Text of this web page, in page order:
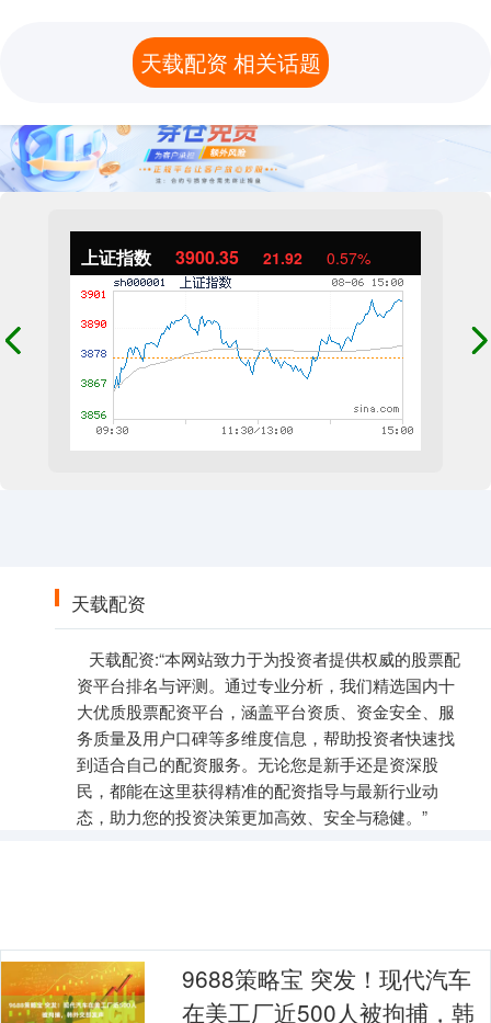
上证指数 3900.35 21.92 0.57%
天载配资
天载配资:“本网站致力于为投资者提供权威的股票配
资平台排名与评测。通过专业分析，我们精选国内十
大优质股票配资平台，涵盖平台资质、资金安全、服
务质量及用户口碑等多维度信息，帮助投资者快速找
到适合自己的配资服务。无论您是新手还是资深股
民，都能在这里获得精准的配资指导与最新行业动
态，助力您的投资决策更加高效、安全与稳健。”
天载配资 相关话题
9688策略宝 突发！现代汽车
在美工厂近500人被拘捕，韩